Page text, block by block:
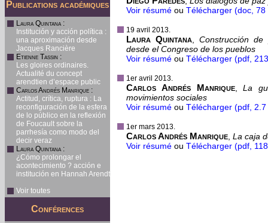
Publications académiques
Laura Quintana:
Institución y acción política :
una aproximación desde
Jacques Rancière
Etienne Tassin :
Les gloires ordinaires.
Actualité du concept
arendtien d’espace public
Carlos Andrés Manrique :
Actitud, crítica, ruptura : La
reconfiguración de la esfera
de lo público en la reflexión
de Foucault sobre la
parrhesía como modo del
decir veraz
Laura Quintana:
¿Cómo prolongar el
acontecimiento ? acción e
institución en Hannah Arendt
Voir toutes
Conférences
Voir résumé ou Télécharger (doc, 78
19 avril 2013.
Laura Quintana, Construcción de
desde el Congreso de los pueblos
Voir résumé ou Télécharger (pdf,
1er avril 2013.
Carlos Andrés Manrique,La
movimientos sociales
Voir résumé ou Télécharger (pdf,
1er mars 2013.
Carlos Andrés Manrique La caja
Voir résumé ou Télécharger (pdf,